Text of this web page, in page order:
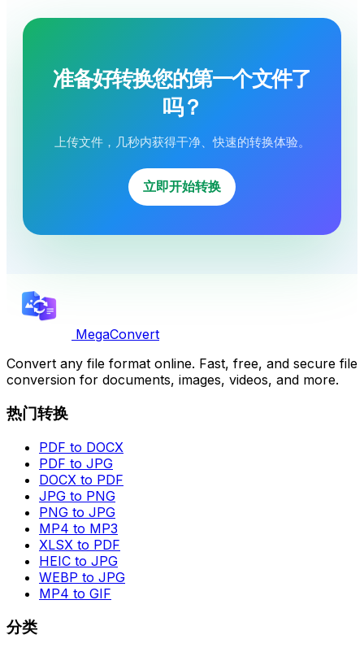
准备好转换您的第一个文件了
吗？
上传文件，几秒内获得干净、快速的转换体验。
立即开始转换
MegaConvert
Convert any file format online. Fast, free, and secure file
conversion for documents, images, videos, and more.
热门转换
PDF to DOCX
PDF to JPG
DOCX to PDF
JPG to PNG
PNG to JPG
MP4 to MP3
XLSX to PDF
HEIC to JPG
WEBP to JPG
MP4 to GIF
分类